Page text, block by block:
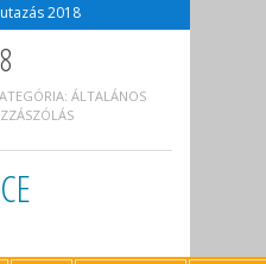
2018
ÁLTALÁNOS